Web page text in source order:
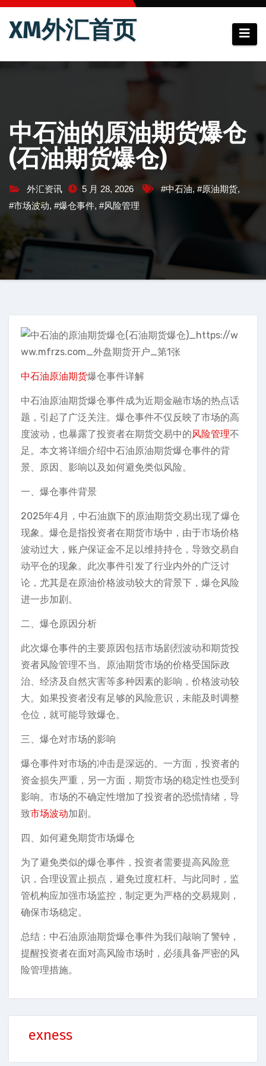
跳
XM外汇首页
中石油的原油期货爆仓
(石油期货爆仓)
外汇资讯 5 月 28, 2026 #中石油,#原油期货,
#市场波动, #爆仓事件, #风险管理
中石油原油期货爆仓事件详解
中石油原油期货爆仓事件成为近期金融市场的热点话
题，引起了广泛关注。爆仓事件不仅反映了市场的高
度波动，也暴露了投资者在期货交易中的风险管理不
足。本文将详细介绍中石油原油期货爆仓事件的背
景、原因、影响以及如何避免类似风险。
一、爆仓事件背景
2025年4月，中石油旗下的原油期货交易出现了爆仓
现象。爆仓是指投资者在期货市场中，由于市场价格
波动过大，账户保证金不足以维持持仓，导致交易自
动平仓的现象。此次事件引发了行业内外的广泛讨
论，尤其是在原油价格波动较大的背景下，爆仓风险
进一步加剧。
二、爆仓原因分析
此次爆仓事件的主要原因包括市场剧烈波动和期货投
资者风险管理不当。原油期货市场的价格受国际政
治、经济及自然灾害等多种因素的影响，价格波动较
大。如果投资者没有足够的风险意识，未能及时调整
仓位，就可能导致爆仓。
三、爆仓对市场的影响
爆仓事件对市场的冲击是深远的。一方面，投资者的
资金损失严重，另一方面，期货市场的稳定性也受到
影响。市场的不确定性增加了投资者的恐慌情绪，导
致市场波动加剧。
四、如何避免期货市场爆仓
为了避免类似的爆仓事件，投资者需要提高风险意
识，合理设置止损点，避免过度杠杆。与此同时，监
管机构应加强市场监控，制定更为严格的交易规则，
确保市场稳定。
总结：中石油原油期货爆仓事件为我们敲响了警钟，
提醒投资者在面对高风险市场时，必须具备严密的风
险管理措施。
exness